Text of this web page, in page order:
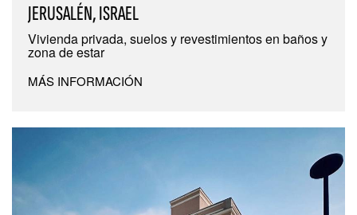
JERUSALÉN, ISRAEL
Vivienda privada, suelos y revestimientos en baños y
zona de estar
MÁS INFORMACIÓN